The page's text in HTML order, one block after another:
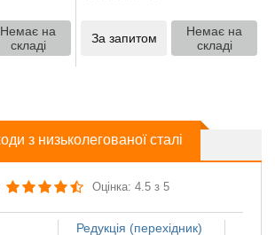
Немає на
складі
За запитом
Немає на
складі
з низьколегованої сталі
Оцінка: 4.5 з 5
Редукція (перехідник)